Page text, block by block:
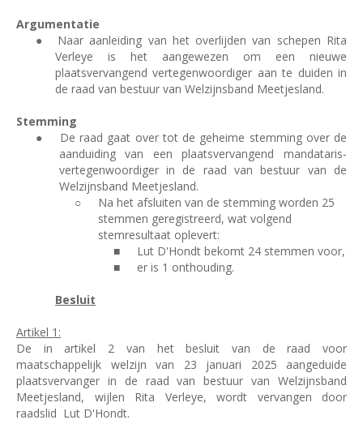
Argumentatie
●
Naar aanleiding van het overlijden van schepen Rita
Verleye is het aangewezen om een nieuwe
plaatsvervangend vertegenwoordiger aan te duiden in
de raad van bestuur van Welzijnsband Meetjesland.
Stemming
●
De raad gaat over tot de geheime stemming over de
aanduiding van een plaatsvervangend mandataris-
vertegenwoordiger in de raad van bestuur van de
Welzijnsband Meetjesland.
○
Na het afsluiten van de stemming worden 25
stemmen geregistreerd, wat volgend
stemresultaat oplevert:
■
Lut D'Hondt bekomt 24 stemmen voor,
■
er is 1 onthouding.
Besluit
Artikel 1:
De in artikel 2 van het besluit van de raad voor
maatschappelijk welzijn van 23 januari 2025 aangeduide
plaatsvervanger in de raad van bestuur van Welzijnsband
Meetjesland, wijlen Rita Verleye, wordt vervangen door
raadslid Lut D'Hondt.